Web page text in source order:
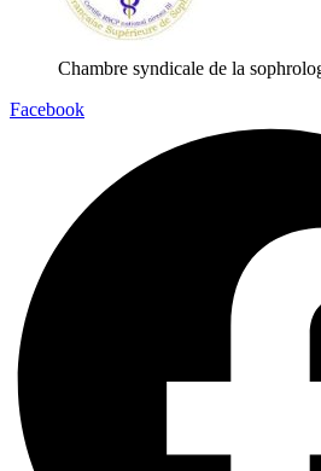
Chambre syndicale de la
Facebook